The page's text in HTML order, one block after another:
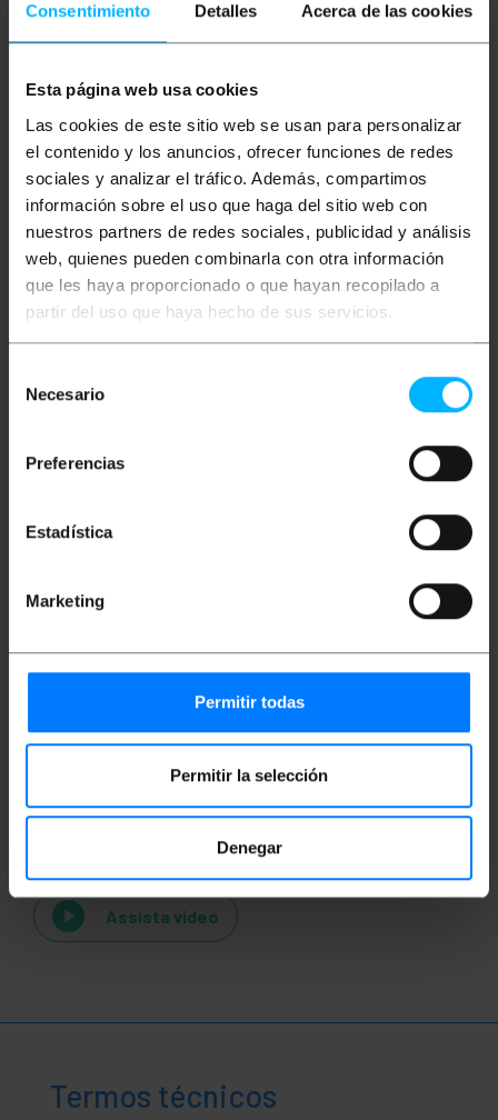
Consentimiento Detalles Acerca de las cookies
Esta página web usa cookies
Las cookies de este sitio web se usan para personalizar
el contenido y los anuncios, ofrecer funciones de redes
sociales y analizar el tráfico. Además, compartimos
información sobre el uso que haga del sitio web con
nuestros partners de redes sociales, publicidad y análisis
web, quienes pueden combinarla con otra información
que les haya proporcionado o que hayan recopilado a
partir del uso que haya hecho de sus servicios.
Necesario
Preferencias
Estadística
Marketing
Permitir todas
Permitir la selección
Denegar
impressos, câmeras OEM, drones, etc.
É um cabo superplano para integradores de
sistemas.
Ideal para ser usado para interconectar
circuitos impressos, câmeras OEM, drones,
etc.
Possui conectores micro HDMI do tipo D-
macho com ângulo de 90 graus, nas duas
extremidades.
Comprimento do cabo: 20 cm.
Peso bruto: 4 g
Tamanhos do produto (largura x profundidade
Tamanhos de pacotes: 6.0 x 4.0 x 1.0 cm
Classificação
Vídeos
Assista vídeo
Termos técnicos